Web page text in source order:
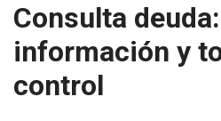
Consulta
información y
control